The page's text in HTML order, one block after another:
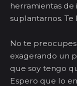
herramientas de
suplantarnos. Te
No te
exagerando un
que soy tengo
Espero que lo